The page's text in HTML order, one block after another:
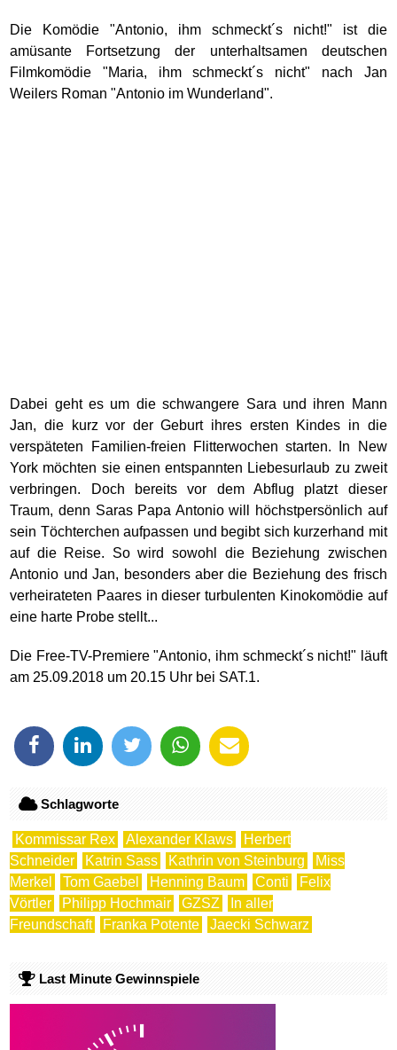
Die Komödie "Antonio, ihm schmeckt´s nicht!" ist die
amüsante Fortsetzung der unterhaltsamen deutschen
Filmkomödie "Maria, ihm schmeckt´s nicht" nach Jan
Weilers Roman "Antonio im Wunderland".
Dabei geht es um die schwangere Sara und ihren Mann
Jan, die kurz vor der Geburt ihres ersten Kindes in die
verspäteten Familien-freien Flitterwochen starten. In New
York möchten sie einen entspannten Liebesurlaub zu zweit
verbringen. Doch bereits vor dem Abflug platzt dieser
Traum, denn Saras Papa Antonio will höchstpersönlich auf
sein Töchterchen aufpassen und begibt sich kurzerhand mit
auf die Reise. So wird sowohl die Beziehung zwischen
Antonio und Jan, besonders aber die Beziehung des frisch
verheirateten Paares in dieser turbulenten Kinokomödie auf
eine harte Probe stellt...
Die Free-TV-Premiere "Antonio, ihm schmeckt´s nicht!" läuft
am 25.09.2018 um 20.15 Uhr bei SAT.1.
Schlagworte
Kommissar Rex Alexander Klaws
Herbert
Schneider
Katrin Sass Kathrin von Steinburg
Miss
Merkel
Tom Gaebel Henning Baum Conti
Felix
Vörtler
Philipp Hochmair GZSZ
In aller
Freundschaft
Franka Potente Jaecki Schwarz
Last Minute Gewinnspiele